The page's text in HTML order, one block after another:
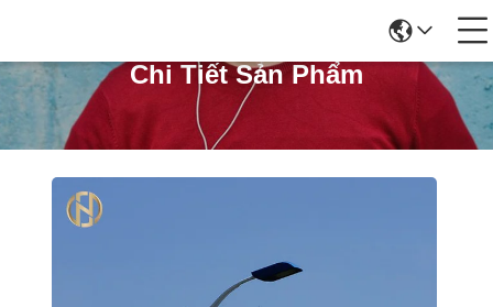
Chi Tiết Sản Phẩm